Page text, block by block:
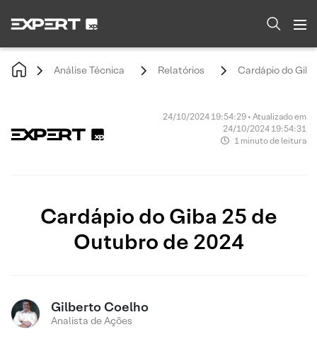
Análise Técnica Relatórios Cardápio do
24/10/2024 19:54:29 • Atualizado em
24/10/2024 19:54:31
1 minuto de leitura
Cardápio do Giba 25 de
Outubro de 2024
Gilberto Coelho
Analista de Ações